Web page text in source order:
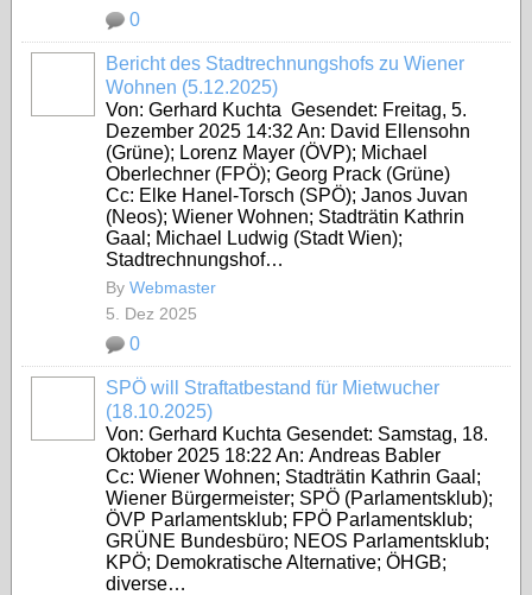
0
Bericht des Stadtrechnungshofs zu Wiener
Wohnen (5.12.2025)
Von: Gerhard Kuchta Gesendet: Freitag, 5.
Dezember 2025 14:32 An: David Ellensohn
(Grüne); Lorenz Mayer (ÖVP); Michael
Oberlechner (FPÖ); Georg Prack (Grüne)
Cc: Elke Hanel-Torsch (SPÖ); Janos Juvan
(Neos); Wiener Wohnen; Stadträtin Kathrin
Gaal; Michael Ludwig (Stadt Wien);
Stadtrechnungshof…
By Webmaster
5. Dez 2025
0
SPÖ will Straftatbestand für Mietwucher
(18.10.2025)
Von: Gerhard Kuchta Gesendet: Samstag, 18.
Oktober 2025 18:22 An: Andreas Babler
Cc: Wiener Wohnen; Stadträtin Kathrin Gaal;
Wiener Bürgermeister; SPÖ (Parlamentsklub);
ÖVP Parlamentsklub; FPÖ Parlamentsklub;
GRÜNE Bundesbüro; NEOS Parlamentsklub;
KPÖ; Demokratische Alternative; ÖHGB;
diverse…